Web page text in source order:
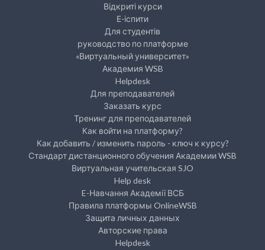
Відкриті курси
Е-іспити
Для студентів
руководство по платформе
«Виртуальный университет»
Академия WSB
Helpdesk
Для преподавателей
Заказать курс
Тренинг для преподавателей
Как войти на платформу?
Как добавить / изменить пароль - ключ к курсу?
Стандарт дистанционного обучения Академии WSB
Виртуальная учительская SJO
Help desk
E-Навчання Академії ВСБ
Правила платформы OnlineWSB
Защита личных данных
Авторские права
Helpdesk